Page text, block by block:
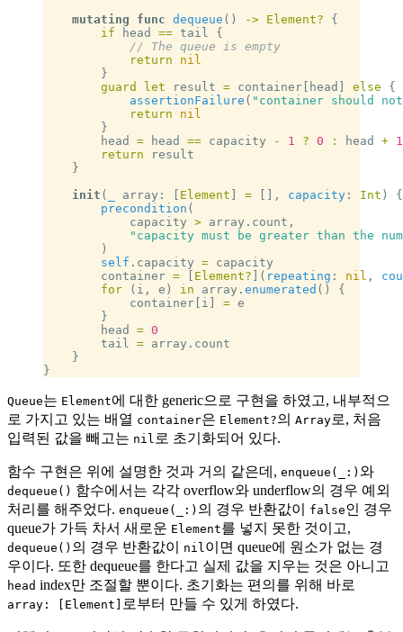
    mutating
func dequeue () -> Element? {
        if
head == tail {
            // The queue is empty
            return
nil
        }
        guard
let result = container[head] else {
            assertionFailure
( "container should
            return
nil
        }
        head
= head == capacity - 1 ? 0 : head + 1
        return
result
    }
    init
( array: [ Element ] = [], capacity : Int ) {
        precondition
(
            capacity
> array.count,
"capacity must be greater than the
        )
        self
.capacity = capacity
        container
= [ Element? ]( repeating : nil ,
        for
(i, e) in array. enumerated () {
            container[i]
= e
        }
        head
= 0
        tail
= array.count
    }
}
Queue는 Element에 대한 generic으로 구현을 하였고, 내부적으
로 가지고 있는 배열 container은 Element?의 Array로, 처음
입력된 값을 빼고는 nil 로 초기화되어 있다.
함수 구현은 위에 설명한 것과 거의 같은데, enqueue(_:) 와
dequeue() 함수에서는 각각 overflow와 underflow의 경우 예외
처리를 해주었다. enqueue(_:) 의 경우 반환값이 false인 경우
queue가 가득 차서 새로운 Element를 넣지 못한 것이고,
dequeue() 의 경우 반환값이 nil 이면 queue에 원소가 없는 경
우이다. 또한 dequeue를 한다고 실제 값을 지우는 것은 아니고
head index만 조절할 뿐이다. 초기화는 편의를 위해 바로
array: [Element] 로부터 만들 수 있게 하였다.